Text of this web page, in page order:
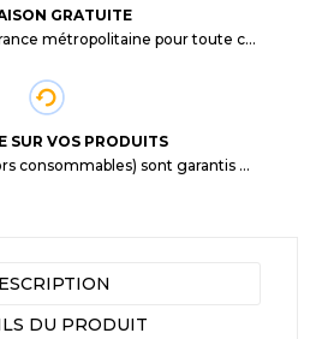
GRATUITE
Livraison gratuite en France métropolitaine pour toute commande supérieure à 29,90€.
SUR VOS PRODUITS
Tous vos matériels (hors consommables) sont garantis 3 mois à partir de la date d'achat
DU PRODUIT